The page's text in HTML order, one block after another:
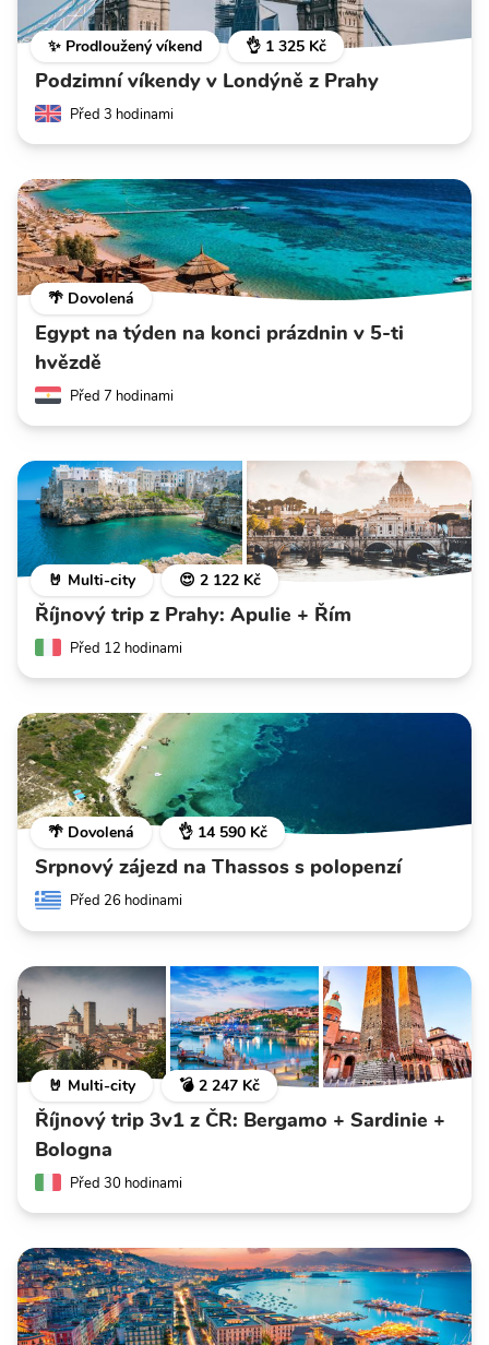
✨ Prodloužený víkend 👌 1 325 Kč
Podzimní víkendy v Londýně z Prahy
Před 3 hodinami
🌴 Dovolená
Egypt na týden na konci prázdnin v 5-ti
hvězdě
Před 7 hodinami
🤘 Multi-city 😍 2 122 Kč
Říjnový trip z Prahy: Apulie + Řím
Před 12 hodinami
🌴 Dovolená 👌 14 590 Kč
Srpnový zájezd na Thassos s polopenzí
Před 26 hodinami
🤘 Multi-city 💣 2 247 Kč
Říjnový trip 3v1 z ČR: Bergamo + Sardinie +
Bologna
Před 30 hodinami